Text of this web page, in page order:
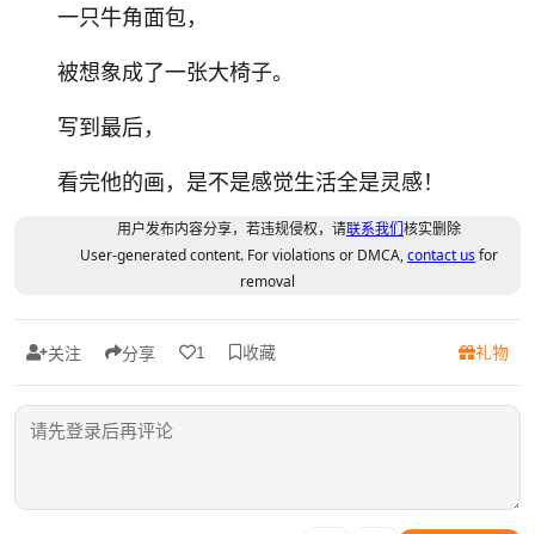
一只牛角面包，
被想象成了一张大椅子。
写到最后，
看完他的画，是不是感觉生活全是灵感！
用户发布内容分享，若违规侵权，请联系我们核实删除
User-generated content. For violations or DMCA,contact usfor
removal
关注 分享 1 收藏 礼物